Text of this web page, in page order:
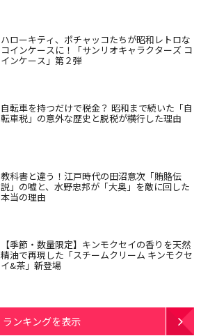
ハローキティ、ポチャッコたちが昭和レトロな
コインケースに！「サンリオキャラクターズ コ
インケース」第２弾
自転車を持つだけで税金？ 昭和まで続いた「自
転車税」の意外な歴史と脱税が横行した理由
教科書と違う！江戸時代の田沼意次「賄賂伝
説」の嘘と、水野忠邦が「大奥」を敵に回した
本当の理由
【季節・数量限定】キンモクセイの香りを天然
精油で再現した「スチームクリーム キンモクセ
イ&茶」新登場
ランキングを表示